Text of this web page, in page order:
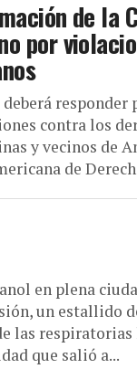
de la
por
responder
contra los
y vecinos de
de
en plena
un estallido
las respiratorias
que salió a...